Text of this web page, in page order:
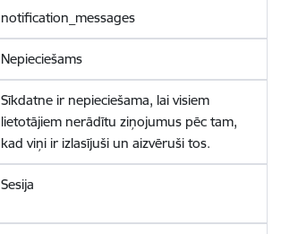
notification_messages
Nepieciešams
Sīkdatne ir nepieciešama, lai visiem
lietotājiem nerādītu ziņojumus pēc tam,
kad viņi ir izlasījuši un aizvēruši tos.
Sesija